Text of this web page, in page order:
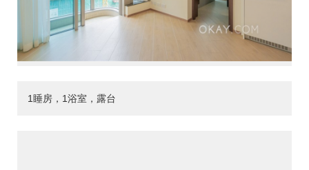
1睡房，1浴室，露台